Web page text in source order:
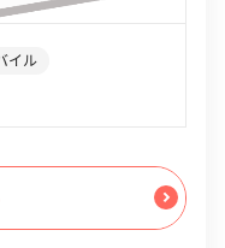
を実行
ービスにおける課
ナーとの本環境への
イル